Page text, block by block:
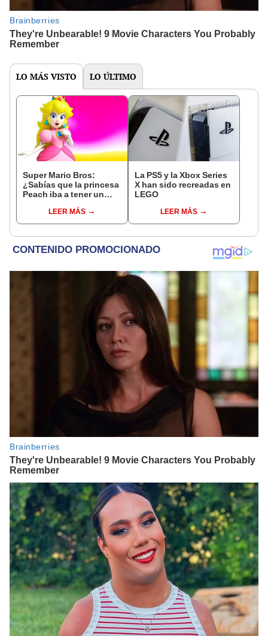
LO MÁS VISTO LO ÚLTIMO
Super Mario Bros:
¿Sabías que la princesa
Peach iba a tener un
LEER MÁS
La PS5 y la Xbox Series
X han sido recreadas en
LEGO
LEER MÁS